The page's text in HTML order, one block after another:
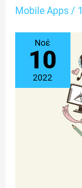
Mobile Apps/
Νοέ
10
2022